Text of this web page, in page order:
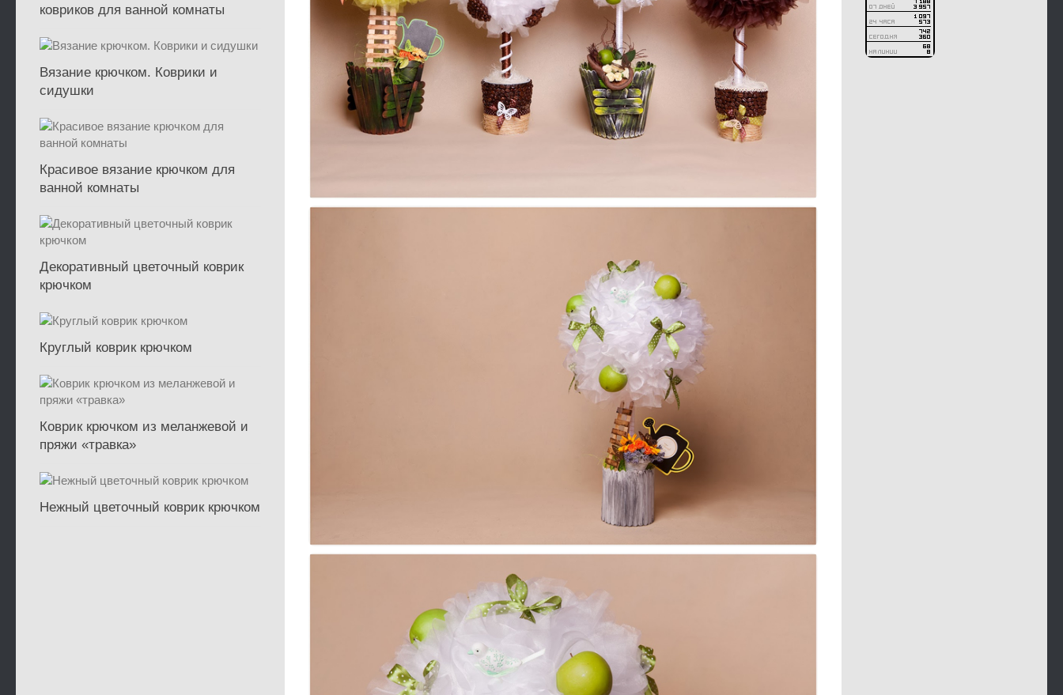
ковриков для ванной комнаты
Вязание крючком. Коврики и
сидушки
Красивое вязание крючком для
ванной комнаты
Декоративный цветочный коврик
крючком
Круглый коврик крючком
Коврик крючком из меланжевой и
пряжи «травка»
Нежный цветочный коврик крючком